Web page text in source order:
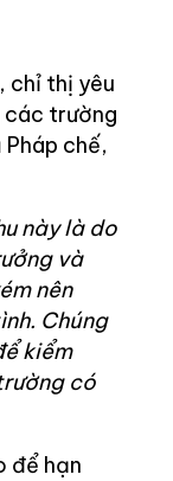
chỉ thị yêu
các trường
chế,
này là do
và
nên
Chúng
kiểm
có
để hạn